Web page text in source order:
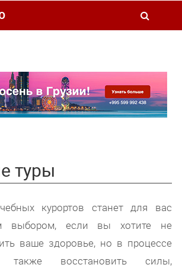
туры
курортов станет для вас
выбором, если вы хотите не
ваше здоровье, но в процессе
также восстановить силы,